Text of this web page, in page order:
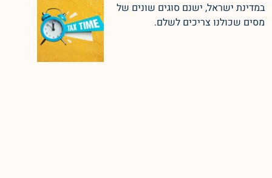
במדינת ישראל, ישנם סוגים שונים של
מסים שכולנו צריכים לשלם.